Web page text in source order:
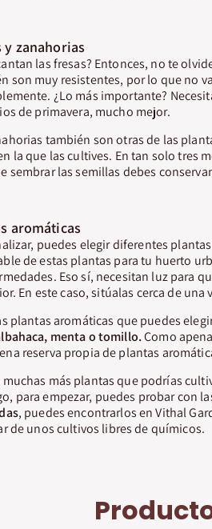
y zanahorias
las fresas? Entonces, no te
son muy resistentes, por lo que no
¿Lo más importante?
de primavera, mucho mejor.
también son otras de las
la que las cultives. En tan solo tres
sembrar las semillas debes
aromáticas
puedes elegir diferentes
de estas plantas para tu huerto
Eso sí, necesitan luz para
En este caso, sitúalas cerca de
plantas aromáticas que puedes
menta o tomillo.Como
reserva propia de plantas
muchas más plantas que podrías
para empezar, puedes probar con
, puedes encontrarlos en Vithal
de unos cultivos libres de químicos.